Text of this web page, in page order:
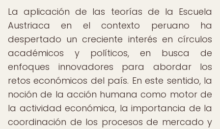
La aplicación de las teorías de la Escuela
Austriaca en el contexto peruano ha
despertado un creciente interés en círculos
académicos y políticos, en busca de
enfoques innovadores para abordar los
retos económicos del país. En este sentido, la
noción de la acción humana como motor de
la actividad económica, la importancia de la
coordinación de los procesos de mercado y